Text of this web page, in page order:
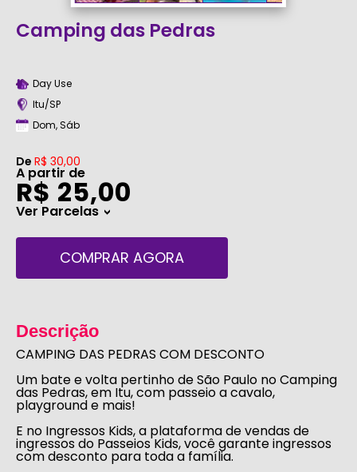
Camping das Pedras
Day Use
Itu/SP
Dom, Sáb
De R$ 30,00
A partir de
R$ 25,00
Ver Parcelas>
COMPRAR AGORA
Descrição
CAMPING DAS PEDRAS COM DESCONTO
Um bate e volta pertinho de São Paulo no Camping
das Pedras, em Itu, com passeio a cavalo,
playground e mais!
E no Ingressos Kids, a plataforma de vendas de
ingressos do Passeios Kids, você garante ingressos
com desconto para toda a família.